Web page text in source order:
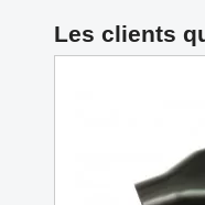
Les clients